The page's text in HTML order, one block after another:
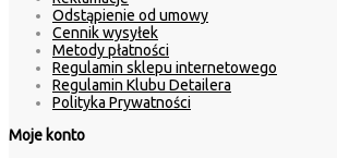
Odstąpienie od umowy
Cennik wysyłek
Metody płatności
Regulamin sklepu internetowego
Regulamin Klubu Detailera
Polityka Prywatności
Moje konto